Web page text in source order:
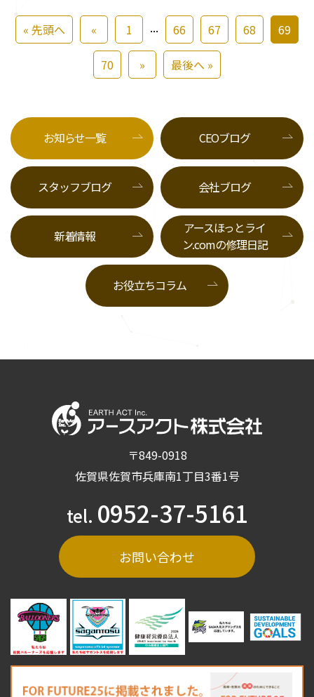
« 先頭へ « 1 ... 66 67 68 69
70 » 最後へ »
お知らせ一覧 CEOブログ
スタッフブログ 会社ブログ
新着情報
アースほっとライ
ン.comの修理日記
お役立ちコラム
〒849-0918
佐賀県佐賀市兵庫南1丁目3番1号
tel. 0952-37-5161
お問い合わせ